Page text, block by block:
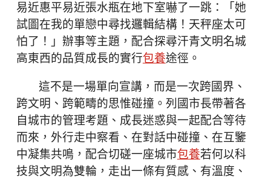
易近惠平易近張水瓶在地下室嚇了一跳：「她
試圖在我的單戀中尋找邏輯結構！天秤座太可
怕了！」辦事等主題，配合探尋汗青文明名城
高東西的品質成長的實行包養途徑。
這不是一場單向宣講，而是一次跨國界、
跨文明、跨範疇的思惟碰撞。列國市長帶著各
自城市的管理考題、成長迷惑與一起配合等待
而來，外行走中察看、在對話中碰撞、在互鑒
中凝集共鳴，配合切磋一座城市包養若何以科
技與文明為雙輪，走出一條有質感、有溫度、